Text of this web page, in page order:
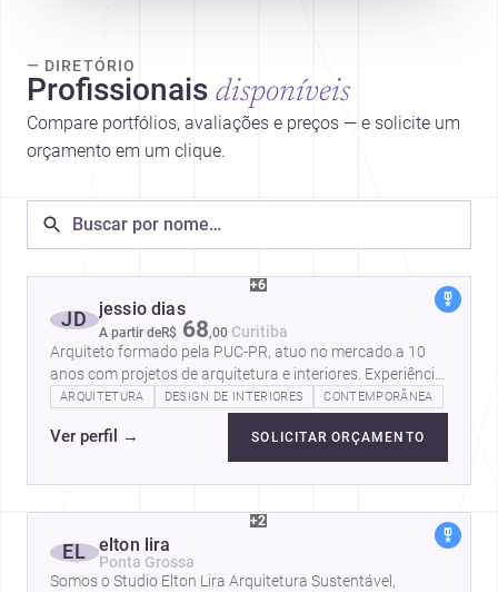
— DIRETÓRIO
Profissionais disponíveis
Compare portfólios, avaliações e preços — e solicite um
orçamento em um clique.
+6
JD jessio dias
A partir deR$ 68,00·Curitiba
Arquiteto formado pela PUC-PR, atuo no mercado a 10
anos com projetos de arquitetura e interiores. Experiência
em concepções de projetos e…
ARQUITETURA DESIGN DE INTERIORES CONTEMPORÂNEA
Ver perfil → SOLICITAR ORÇAMENTO
+2
EL elton lira
Ponta Grossa
Somos o Studio Elton Lira Arquitetura Sustentável,